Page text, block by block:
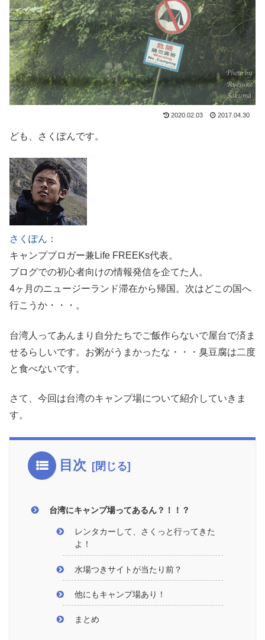
2020.02.03 2017.04.30
ども、さくぽんです。
さくぽん ：
キャンプブロガー兼Life FREEKs代表。
ブログでの初心者向けの情報発信を企てた人。
4ヶ月のニュージーランド滞在から帰国。次はどこの国へ
行こうか・・・。
台湾人ってあんまり自分たちでご飯作らないで屋台で済ま
せるらしいです。お粥がうまかったな・・・臭豆腐は二度
と食べないです。
さて、今回は台湾のキャンプ場について紹介していきま
す。
目次
台湾にキャンプ場ってあるん？！！？
レンタカーして、さくっと行ってきた
よ！
水場つきサイトが当たり前？
他にもキャンプ場あり！
まとめ